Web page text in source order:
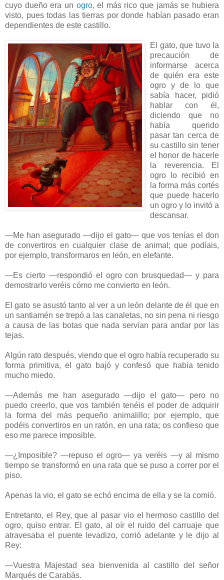
cuyo dueño era un ogro, el más rico que jamás se hubiera
visto, pues todas las tierras por donde habían pasado eran
dependientes de este castillo.
El gato, que tuvo la
precaución de
informarse acerca
de quién era este
ogro y de lo que
sabía hacer, pidió
hablar con él,
diciendo que no
había querido
pasar tan cerca de
su castillo sin tener
el honor de hacerle
la reverencia. El
ogro lo recibió en
la forma más cortés
que puede hacerlo
un ogro y lo invitó a
descansar.
—Me han asegurado —dijo el gato— que vos tenías el don
de convertiros en cualquier clase de animal; que podíais,
por ejemplo, transformaros en león, en elefante.
—Es cierto —respondió el ogro con brusquedad— y para
demostrarlo veréis cómo me convierto en león.
El gato se asustó tanto al ver a un león delante de él que en
un santiamén se trepó a las canaletas, no sin pena ni riesgo
a causa de las botas que nada servían para andar por las
tejas.
Algún rato después, viendo que el ogro había recuperado su
forma primitiva, el gato bajó y confesó que había tenido
mucho miedo.
—Además me han asegurado —dijo el gato— pero no
puedo creerlo, que vos también tenéis el poder de adquirir
la forma del más pequeño animalillo; por ejemplo, que
podéis convertiros en un ratón, en una rata; os confieso que
eso me parece imposible.
—¿Imposible? —repuso el ogro— ya veréis —y al mismo
tiempo se transformó en una rata que se puso a correr por el
piso.
Apenas la vio, el gato se echó encima de ella y se la comió.
Entretanto, el Rey, que al pasar vio el hermoso castillo del
ogro, quiso entrar. El gato, al oír el ruido del carruaje que
atravesaba el puente levadizo, corrió adelante y le dijo al
Rey:
—Vuestra Majestad sea bienvenida al castillo del señor
Marqués de Carabás.